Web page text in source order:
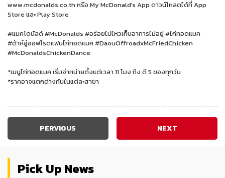
www.mcdonalds.co.th หรือ My McDonald's App ดาวน์โหลดได้ที่ App
Store และ Play Store
#แมคโดนัลด์ #McDonalds #อร่อยไม่ไหวเก็บอาการไม่อยู่ #ไก่ทอดแมค
#ต้าห์อู๋ออฟโรดแฟนไก่ทอดแมค #DaouOffroadxMcFriedChicken
#McDonaldsChickenDance
*เมนูไก่ทอดแมค เริ่มจำหน่ายตั้งแต่เวลา 11 โมง ถึง ตี 5 ของทุกวัน
*ราคอาจแตกต่างกันในแต่ละสาขา
PERVIOUS NEXT
Pick Up News